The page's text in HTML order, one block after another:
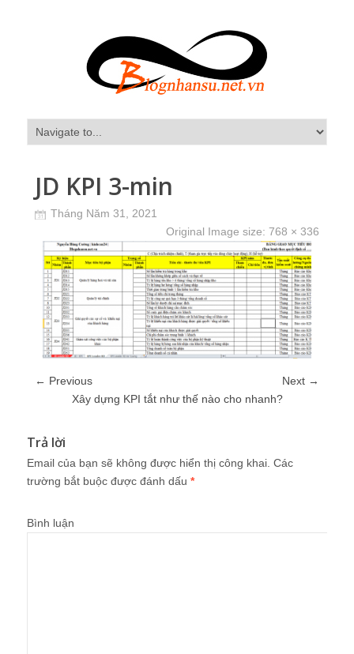
JD KPI 3-min
Tháng Năm 31, 2021
Original Image size: 768 × 336
← Previous
Next →
Xây dựng KPI tắt như thế nào cho nhanh?
Trả lời
Email của bạn sẽ không được hiển thị công khai. Các
trường bắt buộc được đánh dấu *
Bình luận